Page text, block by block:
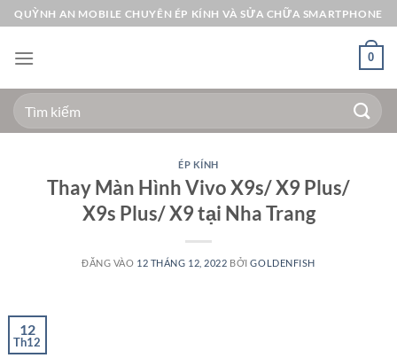
Bỏ
qua
nội
QUỲNH AN MOBILE CHUYÊN ÉP KÍNH VÀ SỬA CHỮA SMARTPHONE
0
Tìm
kiếm:
ÉP KÍNH
Thay Màn Hình Vivo X9s/ X9 Plus/
X9s Plus/ X9 tại Nha Trang
ĐĂNG VÀO 12 THÁNG 12, 2022 BỞIGOLDENFISH
12
Th12